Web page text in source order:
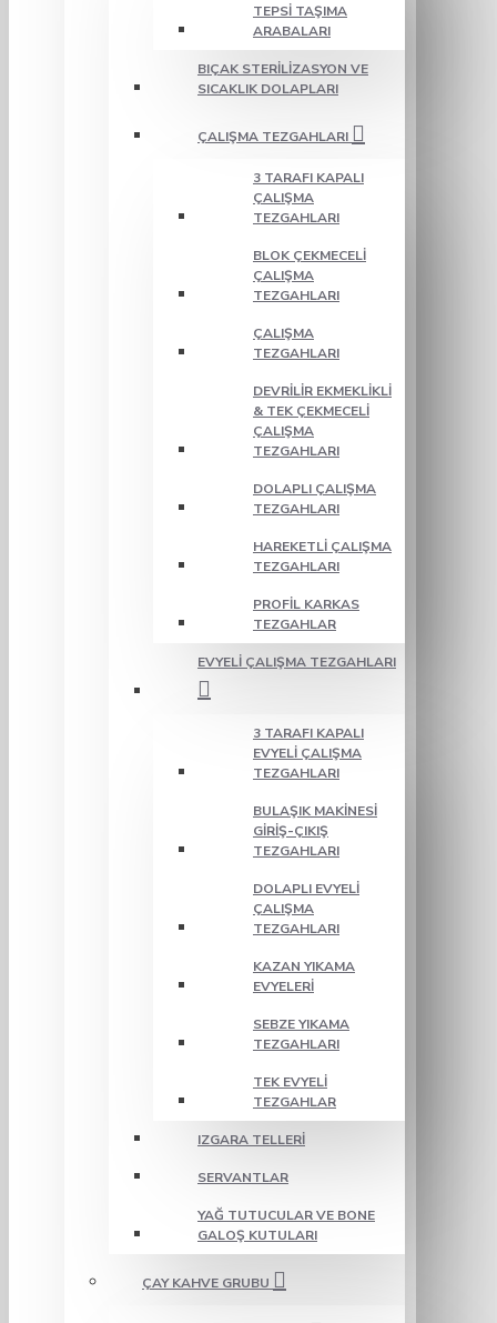
TEPSI TAŞIMA
ARABALARI
BIÇAK STERILIZASYON VE
SICAKLIK DOLAPLARI
ÇALIŞMA TEZGAHLARI
3 TARAFI KAPALI
ÇALIŞMA
TEZGAHLARI
BLOK ÇEKMECELI
ÇALIŞMA
TEZGAHLARI
ÇALIŞMA
TEZGAHLARI
DEVRILIR EKMEKLIKLI
& TEK ÇEKMECELI
ÇALIŞMA
TEZGAHLARI
DOLAPLI ÇALIŞMA
TEZGAHLARI
HAREKETLI ÇALIŞMA
TEZGAHLARI
PROFIL KARKAS
TEZGAHLAR
EVYELI ÇALIŞMA TEZGAHLARI
3 TARAFI KAPALI
EVYELI ÇALIŞMA
TEZGAHLARI
BULAŞIK MAKINESI
GIRIŞ-ÇIKIŞ
TEZGAHLARI
DOLAPLI EVYELI
ÇALIŞMA
TEZGAHLARI
KAZAN YIKAMA
EVYELERI
SEBZE YIKAMA
TEZGAHLARI
TEK EVYELI
TEZGAHLAR
IZGARA TELLERI
SERVANTLAR
YAĞ TUTUCULAR VE BONE
GALOŞ KUTULARI
ÇAY KAHVE GRUBU